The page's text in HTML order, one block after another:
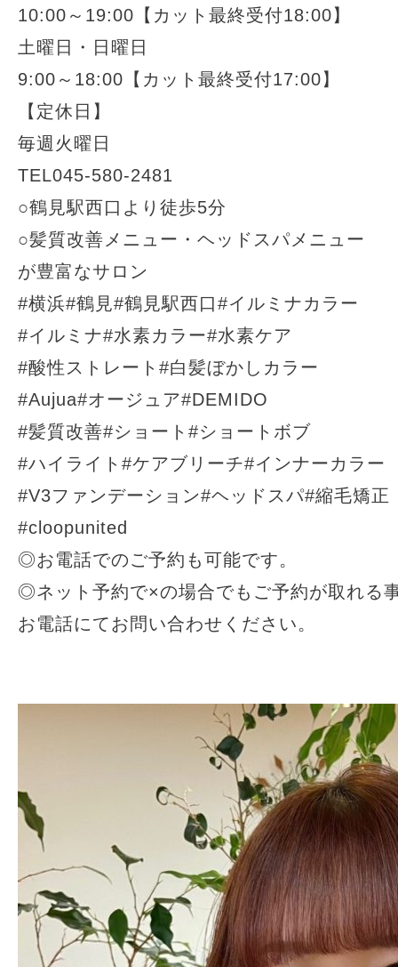
10:00～19:00【カット最終受付18:00】
土曜日・日曜日
9:00～18:00【カット最終受付17:00】
【定休日】
毎週火曜日
TEL045-580-2481
○鶴見駅西口より徒歩5分
○髪質改善メニュー・ヘッドスパメニュー
が豊富なサロン
#横浜#鶴見#鶴見駅西口#イルミナカラー
#イルミナ#水素カラー#水素ケア
#酸性ストレート#白髪ぼかしカラー
#Aujua#オージュア#DEMIDO
#髪質改善#ショート#ショートボブ
#ハイライト#ケアブリーチ#インナーカラー
#V3ファンデーション#ヘッドスパ#縮毛矯正
#cloopunited
◎お電話でのご予約も可能です。
◎ネット予約で×の場合でもご予約が取れる
お電話にてお問い合わせください。